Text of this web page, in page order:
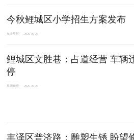
今秋鲤城区小学招生方案发布
东南早报 2026-05-28
鲤城区文胜巷：占道经营 车辆
停
泉州晚报 2026-05-28
丰泽区普济路：雕塑生锈 盼望